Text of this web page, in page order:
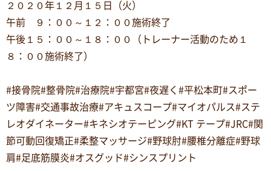
２０２０年１２月１５日（火）
午前 ９：００～１２：００施術終了
午後１５：００～１８：００（トレーナー活動のため１
８：００施術終了）
#接骨院#整骨院#治療院#宇都宮#夜遅く#平松本町#スポー
ツ障害#交通事故治療#アキュスコープ#マイオパルス#ステ
レオダイネーター#キネシオテーピング#KT テープ#JRC#関
節可動回復矯正#柔整マッサージ#野球肘#腰椎分離症#野球
肩#足底筋膜炎#オスグッド#シンスプリント